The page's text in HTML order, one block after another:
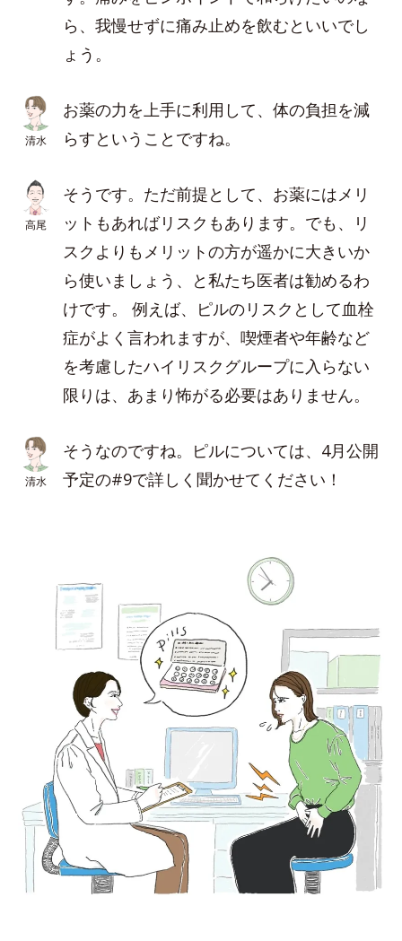
ら、我慢せずに痛み止めを飲むといいでし
ょう。
清水
お薬の力を上手に利用して、体の負担を減
らすということですね。
高尾
そうです。ただ前提として、お薬にはメリ
ットもあればリスクもあります。でも、リ
スクよりもメリットの方が遥かに大きいか
ら使いましょう、と私たち医者は勧めるわ
けです。 例えば、ピルのリスクとして血栓
症がよく言われますが、喫煙者や年齢など
を考慮したハイリスクグループに入らない
限りは、あまり怖がる必要はありません。
清水
そうなのですね。ピルについては、4月公開
予定の#9で詳しく聞かせてください！